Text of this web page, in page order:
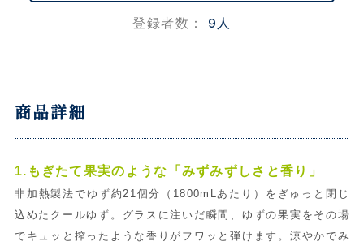
登録者数： 9人
商品詳細
1.もぎたて果実のような「みずみずしさと香り」
非加熱製法でゆず約21個分（1800mLあたり）をぎゅっと閉じ
込めたクールゆず。グラスに注いだ瞬間、ゆずの果実をその場
でキュッと搾ったような香りがフワッと弾けます。涼やかでみ